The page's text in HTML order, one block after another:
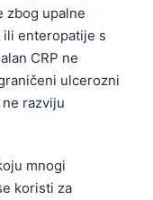
zbog upalne
enteropatije s
CRP ne
ulcerozni
razviju
mnogi
koristi za